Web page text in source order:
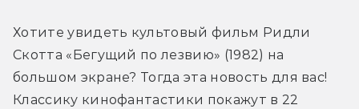
Хотите увидеть культовый фильм Ридли
Скотта «Бегущий по лезвию» (1982) на
большом экране? Тогда эта новость для вас!
Классику кинофантастики покажут в 22